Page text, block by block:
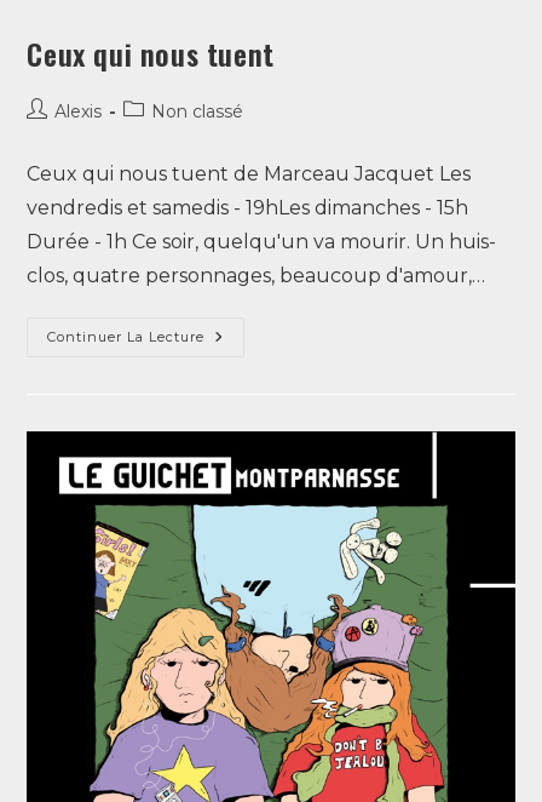
Ceux qui nous tuent
Alexis Non classé
Ceux qui nous tuent de Marceau Jacquet Les
vendredis et samedis - 19hLes dimanches - 15h
Durée - 1h Ce soir, quelqu'un va mourir. Un huis-
clos, quatre personnages, beaucoup d'amour,…
Continuer La Lecture